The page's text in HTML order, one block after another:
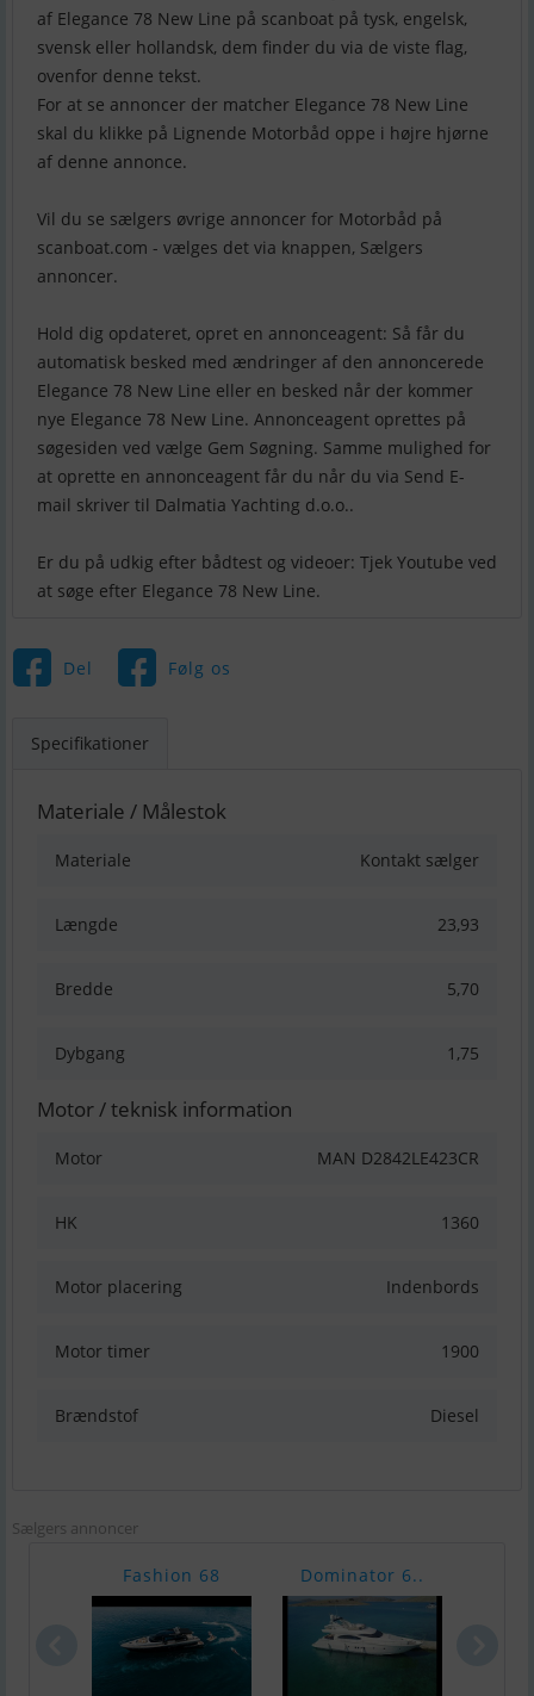
af Elegance 78 New Line på scanboat på tysk, engelsk,
svensk eller hollandsk, dem finder du via de viste flag,
ovenfor denne tekst.
For at se annoncer der matcher Elegance 78 New Line
skal du klikke på Lignende Motorbåd oppe i højre hjørne
af denne annonce.
Vil du se sælgers øvrige annoncer for Motorbåd på
scanboat.com - vælges det via knappen, Sælgers
annoncer.
Hold dig opdateret, opret en annonceagent: Så får du
automatisk besked med ændringer af den annoncerede
Elegance 78 New Line eller en besked når der kommer
nye Elegance 78 New Line. Annonceagent oprettes på
søgesiden ved vælge Gem Søgning. Samme mulighed for
at oprette en annonceagent får du når du via Send E-
mail skriver til Dalmatia Yachting d.o.o..
Er du på udkig efter bådtest og videoer: Tjek Youtube ved
Del Følg os
Specifikationer
Materiale / Målestok
Materiale Kontakt sælger
Længde 23,93
Bredde 5,70
Dybgang 1,75
Motor / teknisk information
Motor MAN D2842LE423CR
HK 1360
Motor placering Indenbords
Motor timer 1900
Brændstof Diesel
Sælgers annoncer
Fashion 68 Dominator 6..